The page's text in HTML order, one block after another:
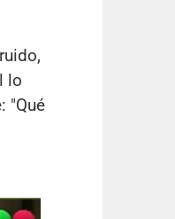
lo
"Qué